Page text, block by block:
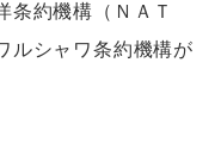
条約機構（ＮＡＴ
ルシャワ条約機構が